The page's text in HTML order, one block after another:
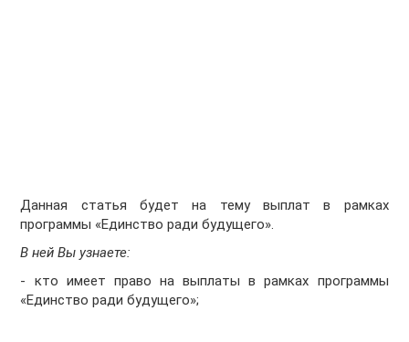
Данная статья будет на тему выплат в рамках
программы «Единство ради будущего».
В ней Вы узнаете:
- кто имеет право на выплаты в рамках программы
«Единство ради будущего»;